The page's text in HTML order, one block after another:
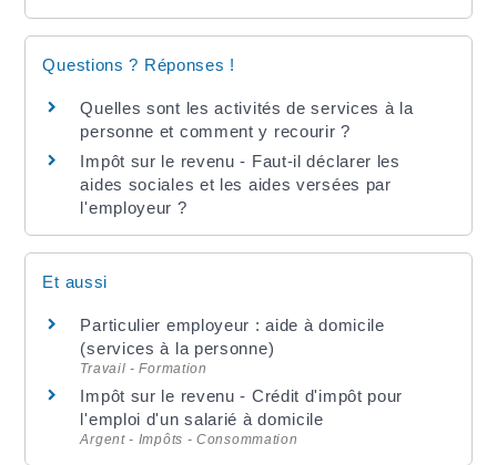
Questions ? Réponses !
Quelles sont les activités de services à la
personne et comment y recourir ?
Impôt sur le revenu - Faut-il déclarer les
aides sociales et les aides versées par
l'employeur ?
Et aussi
Particulier employeur : aide à domicile
(services à la personne)
Travail - Formation
Impôt sur le revenu - Crédit d'impôt pour
l'emploi d'un salarié à domicile
Argent - Impôts - Consommation